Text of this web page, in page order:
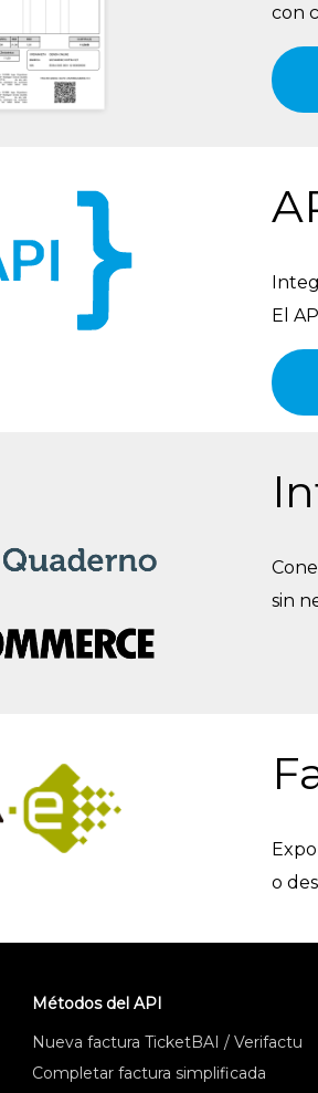
con
El
sin
o
Métodos del API
Nueva factura TicketBAI / Verifactu
Completar factura simplificada